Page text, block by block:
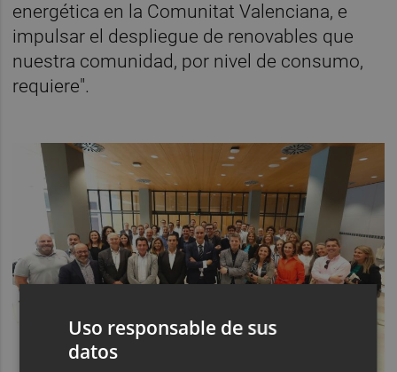
energética en la Comunitat Valenciana, e
impulsar el despliegue de renovables que
nuestra comunidad, por nivel de consumo,
requiere".
Uso responsable de sus
datos